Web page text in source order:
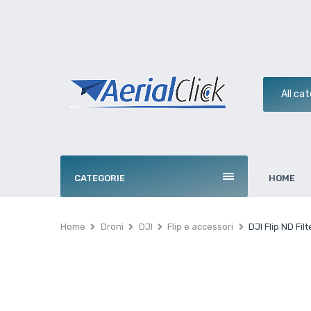
CATEGORIE HOME
Home Droni DJI Flip e accessori DJI Flip ND